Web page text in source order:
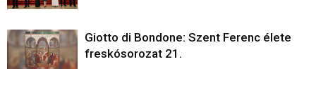
Giotto di Bondone: Szent Ferenc élete
freskósorozat 21.